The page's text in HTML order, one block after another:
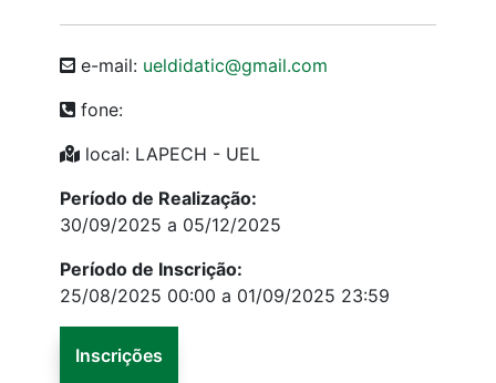
e-mail: ueldidatic@gmail.com
fone:
local: LAPECH - UEL
Período de Realização:
30/09/2025 a 05/12/2025
Período de Inscrição:
25/08/2025 00:00 a 01/09/2025 23:59
Inscrições